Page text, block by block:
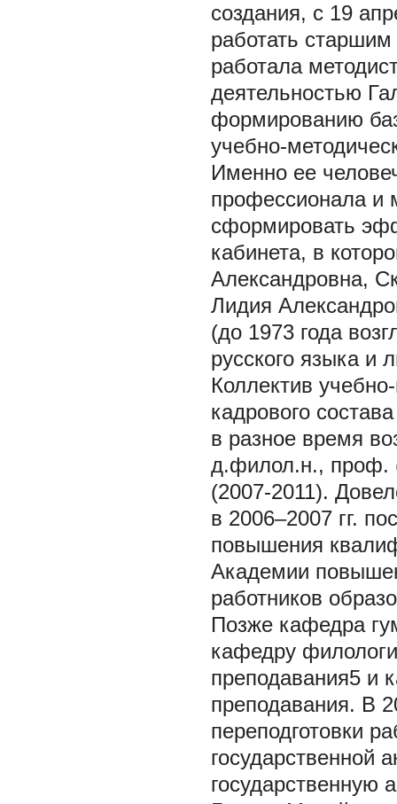
создания, с 19
работать
работала
деятельностью
формированию
учебно-
Именно ее
профессионала и
сформировать
кабинета, в
Александровна,
Лидия
(до 1973 года
русского языка и
Коллектив
кадрового
в разное время
д.филол.н., проф.
(2007-2011).
в 2006–2007 гг.
повышения
Академии
работников
Позже кафедра
кафедру
преподавания5 и
преподавания. В
переподготовки
государственной
государственную